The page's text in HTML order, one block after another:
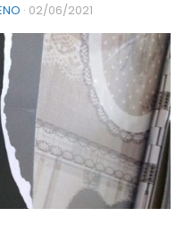
· 02/06/2021